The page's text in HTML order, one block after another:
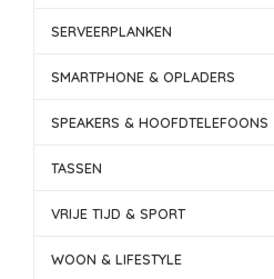
SERVEERPLANKEN
SMARTPHONE & OPLADERS
SPEAKERS & HOOFDTELEFOONS
TASSEN
VRIJE TIJD & SPORT
WOON & LIFESTYLE